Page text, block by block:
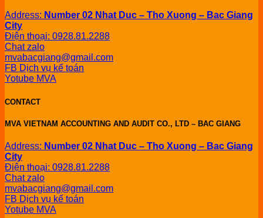
Address: Number 02 Nhat Duc – Tho Xuong – Bac Giang
City
Điện thoại: 0928.81.2288
Chat zalo
mvabacgiang@gmail.com
FB Dịch vụ kế toán
Yotube MVA
CONTACT
MVA VIETNAM ACCOUNTING AND AUDIT CO., LTD – BAC GIANG
Address: Number 02 Nhat Duc – Tho Xuong – Bac Giang
City
Điện thoại: 0928.81.2288
Chat zalo
mvabacgiang@gmail.com
FB Dịch vụ kế toán
Yotube MVA